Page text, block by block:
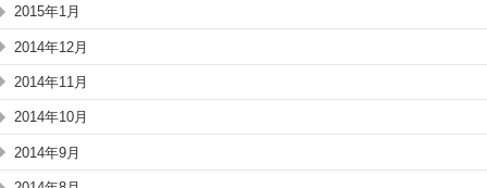
2015年1月
2014年12月
2014年11月
2014年10月
2014年9月